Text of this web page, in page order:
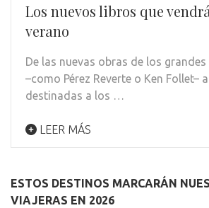
Los nuevos libros que
verano
De las nuevas obras de los
–como Pérez Reverte o Ken Follet–
destinadas a los …
LEER MÁS
ESTOS DESTINOS MARCARÁN
VIAJERAS EN 2026